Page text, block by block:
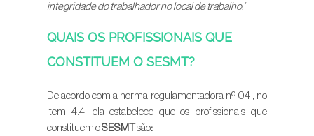
integridade do trabalhador no local de trabalho.’
QUAIS OS PROFISSIONAIS QUE
CONSTITUEM O SESMT?
De acordo com a norma regulamentadora nº 04 , no
item 4.4, ela estabelece que os profissionais que
constituem oSESMTsão: